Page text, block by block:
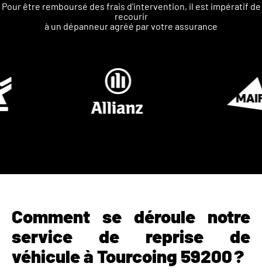
Pour être remboursé des frais d'intervention, il est impératif de
recourir
à un dépanneur agréé par votre assurance
Comment se déroule notre
service de reprise de
véhicule à Tourcoing 59200 ?